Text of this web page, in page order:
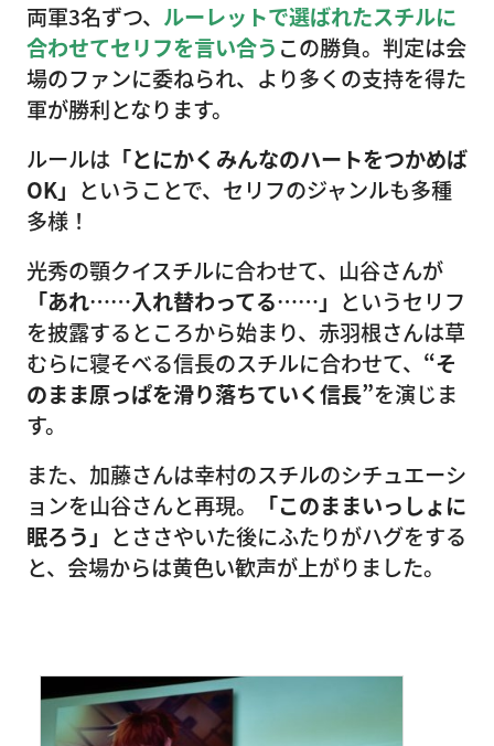
両軍3名ずつ、 ルーレットで選ばれたスチルに
合わせてセリフを言い合う この勝負。判定は会
場のファンに委ねられ、より多くの支持を得た
軍が勝利となります。
ルールは 「とにかくみんなのハートをつかめば
OK」 ということで、セリフのジャンルも多種
多様！
光秀の顎クイスチルに合わせて、山谷さんが
「あれ……入れ替わってる……」 というセリフ
を披露するところから始まり、赤羽根さんは草
むらに寝そべる信長のスチルに合わせて、 “そ
のまま原っぱを滑り落ちていく信長”を演じま
す。
また、加藤さんは幸村のスチルのシチュエーシ
ョンを山谷さんと再現。
「このままいっしょに
眠ろう」 とささやいた後にふたりがハグをする
と、会場からは黄色い歓声が上がりました。